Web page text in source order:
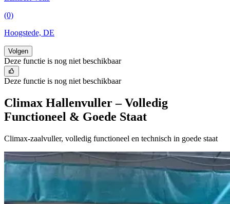
(0)
Hoogstede, DE
Volgen
Deze functie is nog niet beschikbaar
Deze functie is nog niet beschikbaar
Climax Hallenvuller – Volledig
Functioneel & Goede Staat
Climax-zaalvuller, volledig functioneel en technisch in goede staat